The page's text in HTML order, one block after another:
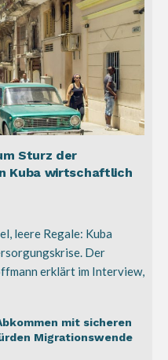
Sturz der
Kuba wirtschaftlich
leere Regale: Kuba
Der
erklärt im Interview,
mit sicheren
Migrationswende